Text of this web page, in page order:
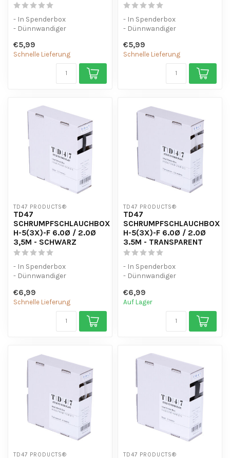
- In Spenderbox
- Dünnwandiger
Kleber.
- UV-beständ...
€5,99
Schnelle Lieferung
- In Spenderbox
- Dünnwandiger
Kleber.
- UV-beständ...
€5,99
Schnelle Lieferung
TD47 PRODUCTS®
TD47
SCHRUMPFSCHLAUCHBOX
H-5(3X)-F 6.0Ø / 2.0Ø
3,5M - SCHWARZ
- In Spenderbox
- Dünnwandiger
Kleber.
- UV-beständ...
€6,99
Schnelle Lieferung
TD47 PRODUCTS®
TD47
SCHRUMPFSCHLAUCHBOX
H-5(3X)-F 6.0Ø / 2.0Ø
3.5M - TRANSPARENT
- In Spenderbox
- Dünnwandiger
Kleber.
- UV-beständ...
€6,99
Auf Lager
TD47 PRODUCTS® TD47 PRODUCTS®